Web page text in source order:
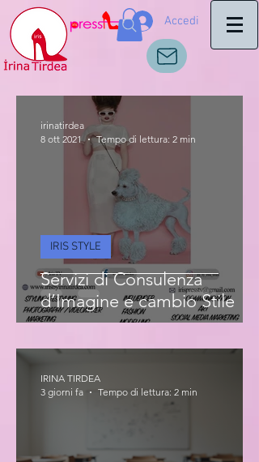
Accedi
Servizi di Consulenza
d’Imagine e cambio Stile
IRIS STYLE
irinatirdea
8 ott 2021
Tempo di lettura: 2 min
IRINA TIRDEA
3 giorni fa
Tempo di lettura: 2 min